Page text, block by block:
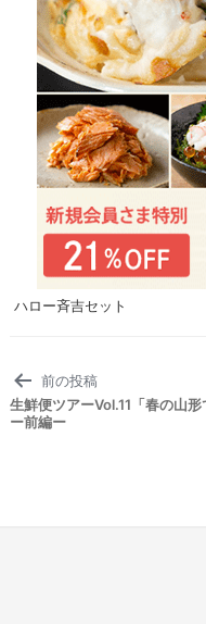
ハロー斉吉セット
投
稿
ナ
前の投稿
生鮮便ツアーVol.11「春の山
ー前編ー